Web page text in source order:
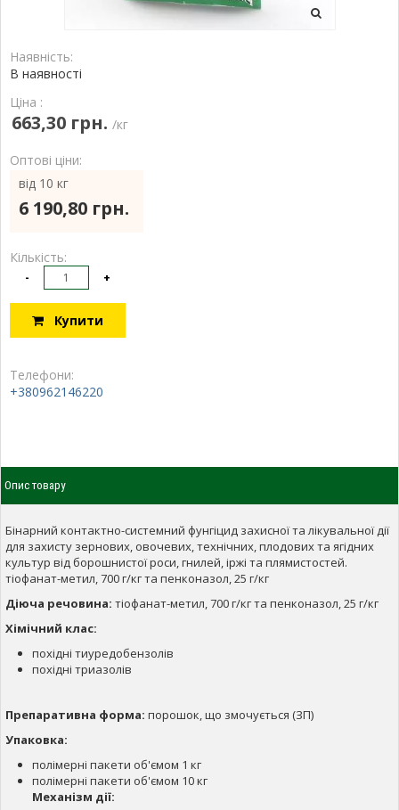
Наявність:
В наявності
Ціна :
663,30 грн. /кг
Оптові ціни:
від 10 кг
6 190,80 грн.
Кількість:
- +
Купити
Телефони:
+380962146220
Опис товару
Бінарний контактно-системний фунгіцид захисної та лікувальної дії
для захисту зернових, овочевих, технічних, плодових та ягідних
культур від борошнистої роси, гнилей, іржі та плямистостей.
тіофанат-метил, 700 г/кг та пенконазол, 25 г/кг
Діюча речовина: тіофанат-метил, 700 г/кг та пенконазол, 25 г/кг
Хімічний клас:
похідні тиуредобензолів
похідні триазолів
Препаративна форма: порошок, що змочується (ЗП)
Упаковка:
полімерні пакети об'ємом 1 кг
полімерні пакети об'ємом 10 кг
Механізм дії: